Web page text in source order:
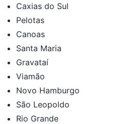
Caxias do Sul
Pelotas
Canoas
Santa Maria
Gravataí
Viamão
Novo Hamburgo
São Leopoldo
Rio Grande